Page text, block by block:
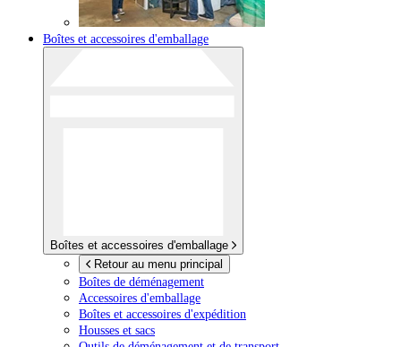
Boîtes et accessoires d'emballage
Boîtes et accessoires d'emballage
Retour au menu principal
Boîtes de déménagement
Accessoires d'emballage
Boîtes et accessoires d'expédition
Housses et sacs